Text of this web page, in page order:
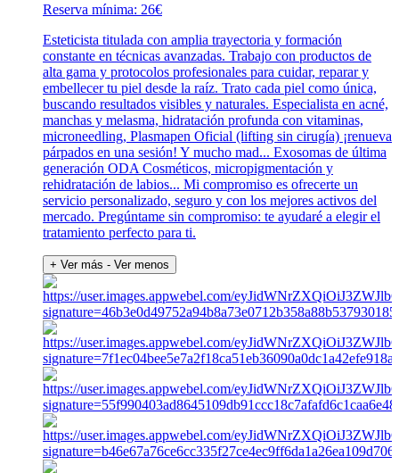
Reserva mínima: 26€
Esteticista titulada con amplia trayectoria y formación
constante en técnicas avanzadas. Trabajo con productos de
alta gama y protocolos profesionales para cuidar, reparar y
embellecer tu piel desde la raíz. Trato cada piel como única,
buscando resultados visibles y naturales. Especialista en acné,
manchas y melasma, hidratación profunda con vitaminas,
microneedling, Plasmapen Oficial (lifting sin cirugía) ¡renueva
párpados en una sesión! Y mucho mad... Exosomas de última
generación ODA Cosméticos, micropigmentación y
rehidratación de labios... Mi compromiso es ofrecerte un
servicio personalizado, seguro y con los mejores activos del
mercado. Pregúntame sin compromiso: te ayudaré a elegir el
tratamiento perfecto para ti.
+ Ver más - Ver menos